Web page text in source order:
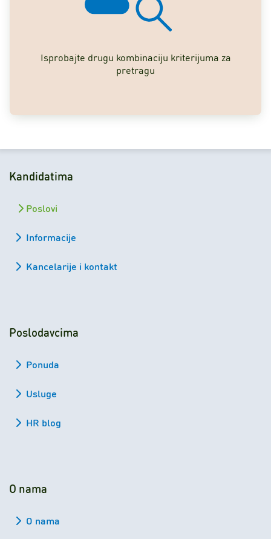
Isprobajte drugu kombinaciju kriterijuma za
pretragu
Kandidatima
Poslovi
Informacije
Kancelarije i kontakt
Poslodavcima
Ponuda
Usluge
HR blog
O nama
O nama